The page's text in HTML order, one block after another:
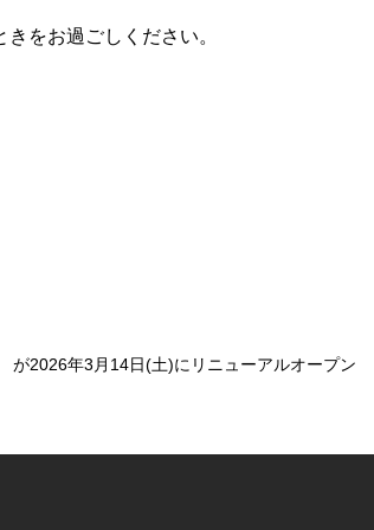
をお過ごしください。
が2026年3月14日(土)にリニューアルオープン